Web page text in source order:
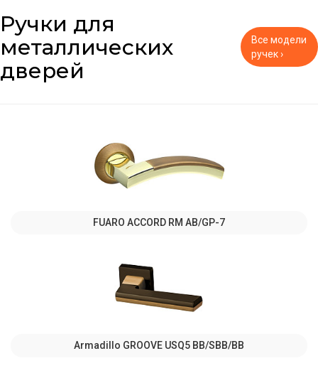
Ручки для
металлических
дверей
Все модели
ручек ›
FUARO ACCORD RM AB/GP-7
Armadillo GROOVE USQ5 BB/SBB/BB